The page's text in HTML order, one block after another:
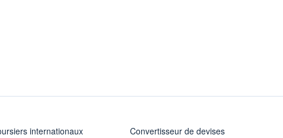
internationaux
Convertisseur de devises